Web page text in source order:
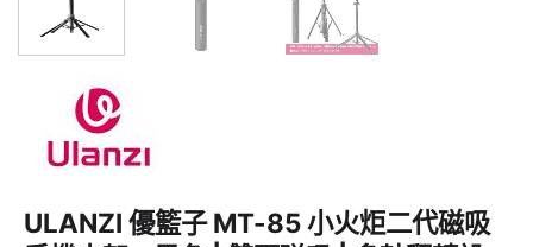
ULANZI 優籃子 MT-85 小火炬二代磁吸